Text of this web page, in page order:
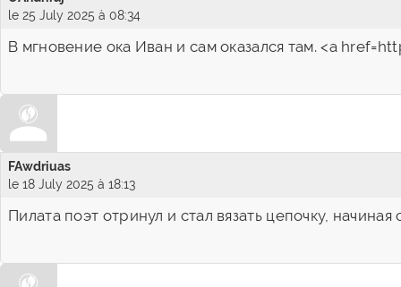
le 25 July 2025 à 08:34
В мгновение ока Иван и сам оказался там. <a
FAwdriuas
le 18 July 2025 à 18:13
Пилата поэт отринул и стал вязать цепочку,